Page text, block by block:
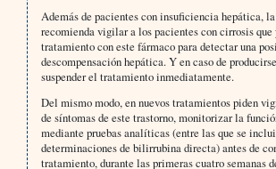
Además de pacientes con insuficiencia hepática,
recomienda vigilar a los pacientes con cirrosis que
tratamiento con este fármaco para detectar una
descompensación hepática. Y en caso de
suspender el tratamiento inmediatamente.
Del mismo modo, en nuevos tratamientos piden
de síntomas de este trastorno, monitorizar la
mediante pruebas analíticas (entre las que se
determinaciones de bilirrubina directa) antes de
tratamiento, durante las primeras cuatro semanas